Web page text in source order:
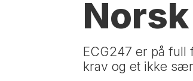
ECG247 er på full
krav og et ikke